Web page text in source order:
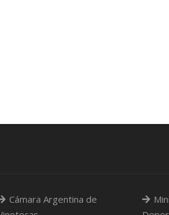
Cámara Argentina de